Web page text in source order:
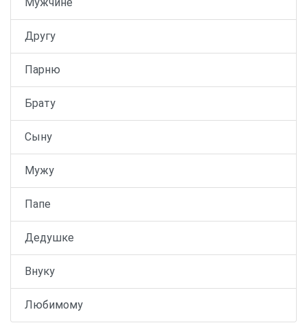
Другу
Парню
Брату
Сыну
Мужу
Папе
Дедушке
Внуку
Любимому